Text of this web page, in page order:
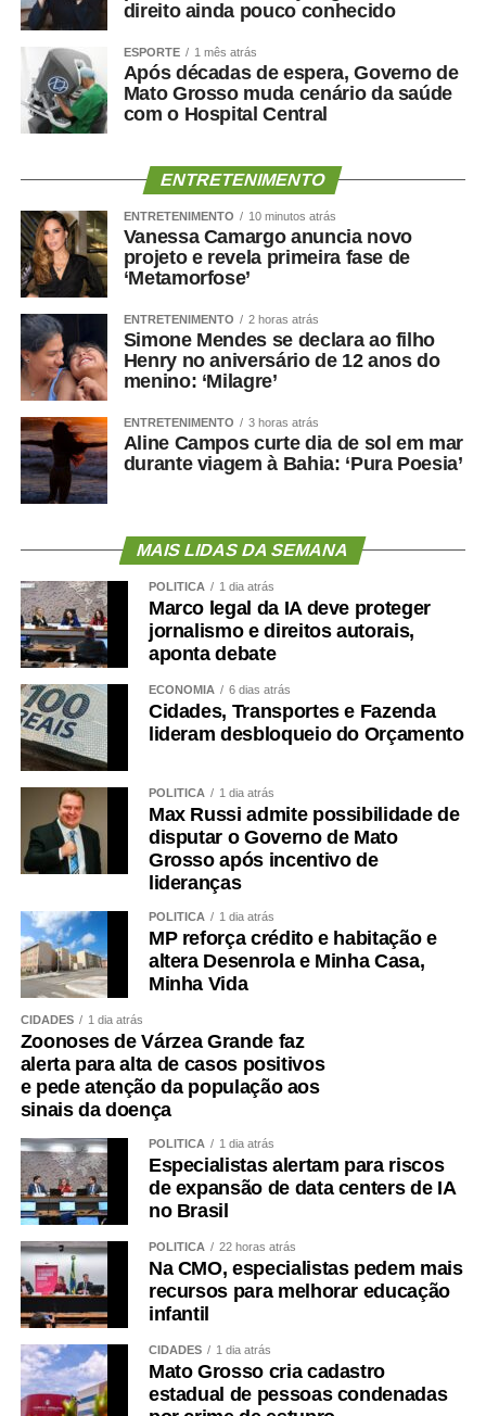
direito ainda pouco conhecido
ESPORTE 1 mês atrás
Após décadas de espera, Governo de
Mato Grosso muda cenário da saúde
com o Hospital Central
ENTRETENIMENTO
ENTRETENIMENTO 10 minutos atrás
Vanessa Camargo anuncia novo
projeto e revela primeira fase de
‘Metamorfose’
ENTRETENIMENTO 2 horas atrás
Simone Mendes se declara ao filho
Henry no aniversário de 12 anos do
menino: ‘Milagre’
ENTRETENIMENTO 3 horas atrás
Aline Campos curte dia de sol em mar
durante viagem à Bahia: ‘Pura Poesia’
MAIS LIDAS DA SEMANA
POLÍTICA 1 dia atrás
Marco legal da IA deve proteger
jornalismo e direitos autorais,
aponta debate
ECONOMIA 6 dias atrás
Cidades, Transportes e Fazenda
lideram desbloqueio do Orçamento
POLÍTICA 1 dia atrás
Max Russi admite possibilidade de
disputar o Governo de Mato
Grosso após incentivo de
lideranças
POLÍTICA 1 dia atrás
MP reforça crédito e habitação e
altera Desenrola e Minha Casa,
Minha Vida
CIDADES 1 dia atrás
Zoonoses de Várzea Grande faz
alerta para alta de casos positivos
e pede atenção da população aos
sinais da doença
POLÍTICA 1 dia atrás
Especialistas alertam para riscos
de expansão de data centers de IA
no Brasil
POLÍTICA 22 horas atrás
Na CMO, especialistas pedem mais
recursos para melhorar educação
infantil
CIDADES 1 dia atrás
Mato Grosso cria cadastro
estadual de pessoas condenadas